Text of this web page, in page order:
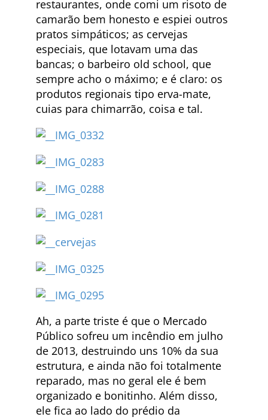
restaurantes, onde comi um risoto de
camarão bem honesto e espiei outros
pratos simpáticos; as cervejas
especiais, que lotavam uma das
bancas; o barbeiro old school, que
sempre acho o máximo; e é claro: os
produtos regionais tipo erva-mate,
cuias para chimarrão, coisa e tal.
Ah, a parte triste é que o Mercado
Público sofreu um incêndio em julho
de 2013, destruindo uns 10% da sua
estrutura, e ainda não foi totalmente
reparado, mas no geral ele é bem
organizado e bonitinho. Além disso,
ele fica ao lado do prédio da